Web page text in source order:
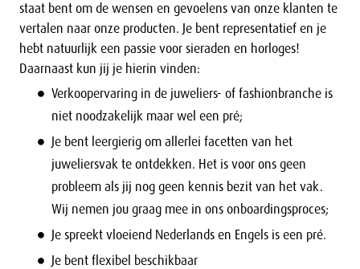
staat bent om de wensen en gevoelens van onze klanten te
vertalen naar onze producten. Je bent representatief en je
hebt natuurlijk een passie voor sieraden en horloges!
Daarnaast kun jij je hierin vinden:
Verkoopervaring in de juweliers- of fashionbranche is
niet noodzakelijk maar wel een pré;
Je bent leergierig om allerlei facetten van het
juweliersvak te ontdekken. Het is voor ons geen
probleem als jij nog geen kennis bezit van het vak.
Wij nemen jou graag mee in ons onboardingsproces;
Je spreekt vloeiend Nederlands en Engels is een pré.
Je bent flexibel beschikbaar